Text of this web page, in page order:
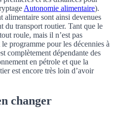
Autonomie alimentaire).
alimentaire sont ainsi devenues
du transport routier. Tant que le
roule, mais il n’est pas
programme pour les décennies à
complètement dépendante des
en pétrole et que la
est encore très loin d’avoir
changer